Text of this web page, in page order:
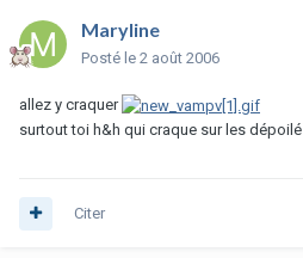
Maryline
Posté le 2 août 2006
allez y craquer
surtout toi h&h qui craque sur les dépoilé
Citer